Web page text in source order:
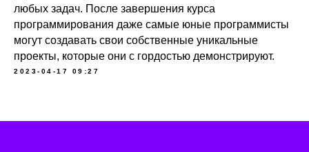
любых задач. После завершения курса
программирования даже самые юные программисты
могут создавать свои собственные уникальные
проекты, которые они с гордостью демонстрируют.
2023-04-17 09:27